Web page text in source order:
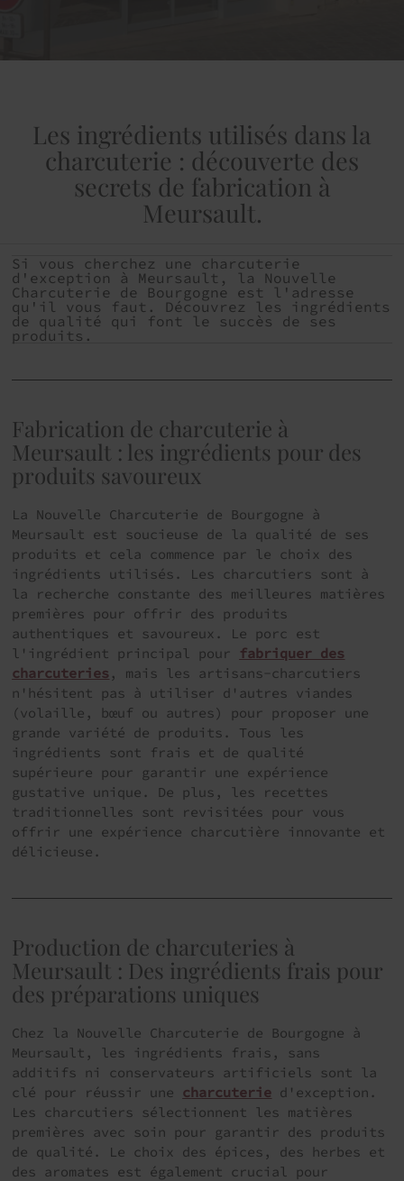
Les ingrédients utilisés dans la
charcuterie : découverte des
secrets de fabrication à
Meursault.
Si vous cherchez une charcuterie
d'exception à Meursault, la Nouvelle
Charcuterie de Bourgogne est l'adresse
qu'il vous faut. Découvrez les ingrédients
de qualité qui font le succès de ses
produits.
Fabrication de charcuterie à
Meursault : les ingrédients pour des
produits savoureux
La Nouvelle Charcuterie de Bourgogne à
Meursault est soucieuse de la qualité de ses
produits et cela commence par le choix des
ingrédients utilisés. Les charcutiers sont à
la recherche constante des meilleures matières
premières pour offrir des produits
authentiques et savoureux. Le porc est
l'ingrédient principal pour fabriquer des
charcuteries , mais les artisans-charcutiers
n'hésitent pas à utiliser d'autres viandes
(volaille, bœuf ou autres) pour proposer une
grande variété de produits. Tous les
ingrédients sont frais et de qualité
supérieure pour garantir une expérience
gustative unique. De plus, les recettes
traditionnelles sont revisitées pour vous
offrir une expérience charcutière innovante et
délicieuse.
Production de charcuteries à
Meursault : Des ingrédients frais pour
des préparations uniques
Chez la Nouvelle Charcuterie de Bourgogne à
Meursault, les ingrédients frais, sans
additifs ni conservateurs artificiels sont la
clé pour réussir une charcuterie d'exception.
Les charcutiers sélectionnent les matières
premières avec soin pour garantir des produits
de qualité. Le choix des épices, des herbes et
des aromates est également crucial pour